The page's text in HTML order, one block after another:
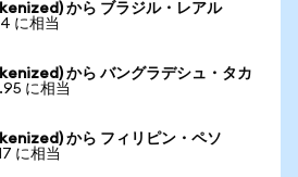
から ブラジル・レアル
に相当
から バングラデシュ・タカ
に相当
から フィリピン・ペソ
に相当